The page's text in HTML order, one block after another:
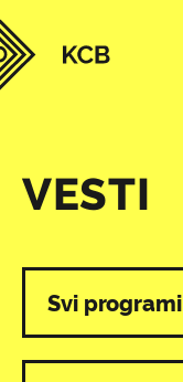
VESTI
Svi programi